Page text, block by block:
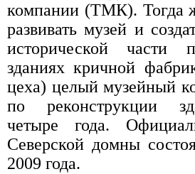
компании (ТМК). Тогда
развивать музей и
исторической части
зданиях кричной
цеха) целый музейный
по реконструкции
четыре года.
Северской домны
2009 года.